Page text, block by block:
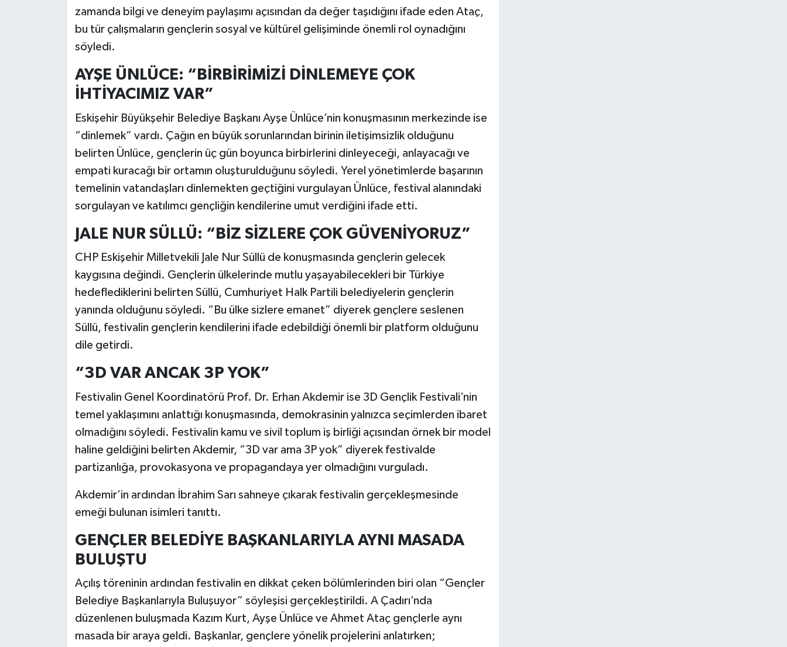
zamanda bilgi ve deneyim paylaşımı açısından da değer taşıdığını ifade eden Ataç,
bu tür çalışmaların gençlerin sosyal ve kültürel gelişiminde önemli rol oynadığını
söyledi.
AYŞE ÜNLÜCE: “BİRBİRİMİZİ DİNLEMEYE ÇOK
İHTİYACIMIZ VAR”
Eskişehir Büyükşehir Belediye Başkanı Ayşe Ünlüce’nin konuşmasının merkezinde ise
“dinlemek” vardı. Çağın en büyük sorunlarından birinin iletişimsizlik olduğunu
belirten Ünlüce, gençlerin üç gün boyunca birbirlerini dinleyeceği, anlayacağı ve
empati kuracağı bir ortamın oluşturulduğunu söyledi. Yerel yönetimlerde başarının
temelinin vatandaşları dinlemekten geçtiğini vurgulayan Ünlüce, festival alanındaki
sorgulayan ve katılımcı gençliğin kendilerine umut verdiğini ifade etti.
JALE NUR SÜLLÜ: “BİZ SİZLERE ÇOK GÜVENİYORUZ”
CHP Eskişehir Milletvekili Jale Nur Süllü de konuşmasında gençlerin gelecek
kaygısına değindi. Gençlerin ülkelerinde mutlu yaşayabilecekleri bir Türkiye
hedeflediklerini belirten Süllü, Cumhuriyet Halk Partili belediyelerin gençlerin
yanında olduğunu söyledi. “Bu ülke sizlere emanet” diyerek gençlere seslenen
Süllü, festivalin gençlerin kendilerini ifade edebildiği önemli bir platform olduğunu
dile getirdi.
“3D VAR ANCAK 3P YOK”
Festivalin Genel Koordinatörü Prof. Dr. Erhan Akdemir ise 3D Gençlik Festivali’nin
temel yaklaşımını anlattığı konuşmasında, demokrasinin yalnızca seçimlerden ibaret
olmadığını söyledi. Festivalin kamu ve sivil toplum iş birliği açısından örnek bir model
haline geldiğini belirten Akdemir, “3D var ama 3P yok” diyerek festivalde
partizanlığa, provokasyona ve propagandaya yer olmadığını vurguladı.
Akdemir’in ardından İbrahim Sarı sahneye çıkarak festivalin gerçekleşmesinde
emeği bulunan isimleri tanıttı.
GENÇLER BELEDİYE BAŞKANLARIYLA AYNI MASADA
BULUŞTU
Açılış töreninin ardından festivalin en dikkat çeken bölümlerinden biri olan “Gençler
Belediye Başkanlarıyla Buluşuyor” söyleşisi gerçekleştirildi. A Çadırı’nda
düzenlenen buluşmada Kazım Kurt, Ayşe Ünlüce ve Ahmet Ataç gençlerle aynı
masada bir araya geldi. Başkanlar, gençlere yönelik projelerini anlatırken;